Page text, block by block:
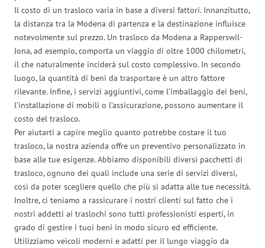
Il costo di un trasloco varia in base a diversi fattori. Innanzitutto,
la distanza tra la Modena di partenza e la destinazione influisce
notevolmente sul prezzo. Un trasloco da Modena a Rapperswil-
Jona, ad esempio, comporta un viaggio di oltre 1000 chilometri,
il che naturalmente inciderà sul costo complessivo. In secondo
luogo, la quantità di beni da trasportare è un altro fattore
rilevante. Infine, i servizi aggiuntivi, come l’imballaggio dei beni,
l’installazione di mobili o l’assicurazione, possono aumentare il
costo del trasloco.
Per aiutarti a capire meglio quanto potrebbe costare il tuo
trasloco, la nostra azienda offre un preventivo personalizzato in
base alle tue esigenze. Abbiamo disponibili diversi pacchetti di
trasloco, ognuno dei quali include una serie di servizi diversi,
così da poter scegliere quello che più si adatta alle tue necessità.
Inoltre, ci teniamo a rassicurare i nostri clienti sul fatto che i
nostri addetti ai traslochi sono tutti professionisti esperti, in
grado di gestire i tuoi beni in modo sicuro ed efficiente.
Utilizziamo veicoli moderni e adatti per il lungo viaggio da